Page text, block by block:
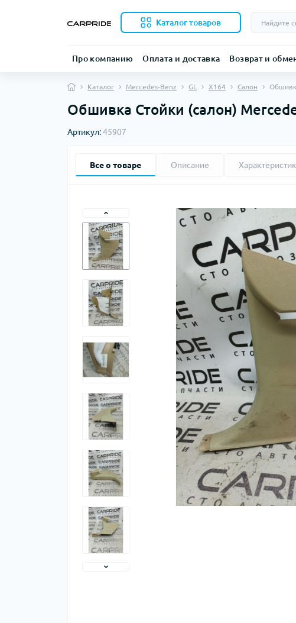
Каталог товаров
Про компанию Оплата и доставка Возврат и
Каталог Mercedes-Benz GL X164 Салон
Обшивка Стойки (салон)
Артикул:45907
Все о товаре Описание